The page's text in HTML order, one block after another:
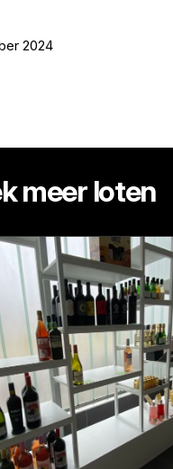
2024
meer loten